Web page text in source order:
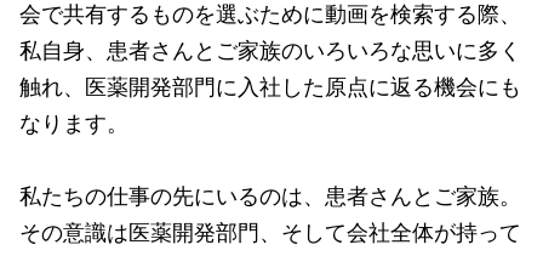
会で共有するものを選ぶために動画を検索する際、
私自身、患者さんとご家族のいろいろな思いに多く
触れ、医薬開発部門に入社した原点に返る機会にも
なります。
私たちの仕事の先にいるのは、患者さんとご家族。
その意識は医薬開発部門、そして会社全体が持って